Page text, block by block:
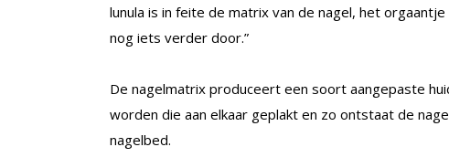
lunula is in feite de matrix van de nagel, het
nog iets verder door.”
De nagelmatrix produceert een soort aangepaste
worden die aan elkaar geplakt en zo ontstaat de
nagelbed.